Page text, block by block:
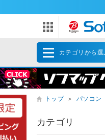
カテゴリから選
トップ ＞ パソコン
カテゴリ